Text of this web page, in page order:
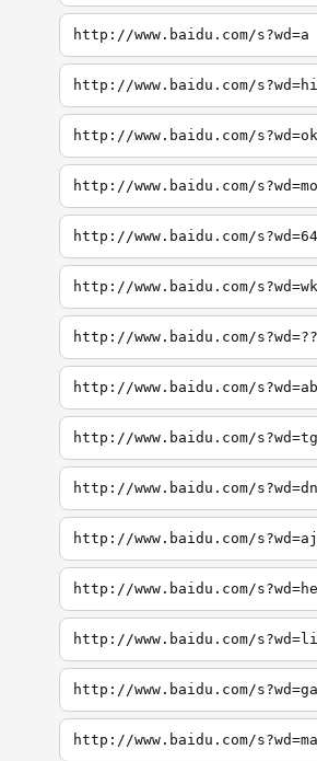
http://www.baidu.com/s?wd=a
http://www.baidu.com/s?wd=hi
http://www.baidu.com/s?wd=ok
http://www.baidu.com/s?wd=mo
http://www.baidu.com/s?wd=64
http://www.baidu.com/s?wd=wk
http://www.baidu.com/s?wd=??
http://www.baidu.com/s?wd=ab
http://www.baidu.com/s?wd=tg
http://www.baidu.com/s?wd=dn
http://www.baidu.com/s?wd=aj
http://www.baidu.com/
http://www.baidu.com/
http://www.baidu.com/
http://www.baidu.com/